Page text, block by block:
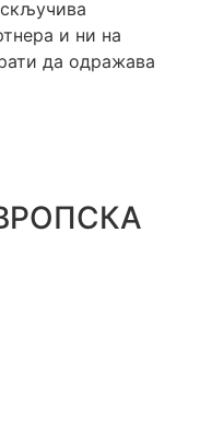
и ни на
да одражава